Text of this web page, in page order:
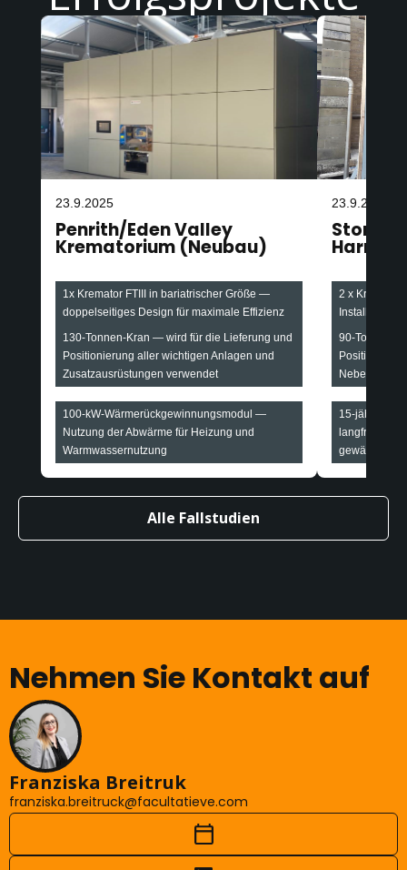
23.9.2025
Penrith/Eden Valley
Krematorium (Neubau)
1x Kremator FTIII in bariatrischer Größe —
doppelseitiges Design für maximale Effizienz
130-Tonnen-Kran — wird für die Lieferung und
Positionierung aller wichtigen Anlagen und
Zusatzausrüstungen verwendet
100-kW-Wärmerückgewinnungsmodul —
Nutzung der Abwärme für Heizung und
Warmwassernutzung
23.9.2025
2 x
Installation
90-Tonnen-
15-jähriger
langfristige
gewährleistet
Alle Fallstudien
Nehmen Sie Kontakt auf
Franziska Breitruk
franziska.breitruck@facultatieve.com